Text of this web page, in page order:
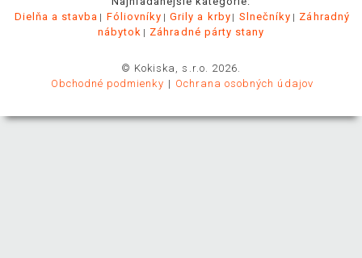
Dielňa a stavba
Fóliovníky Grily a krby Slnečníky
Záhradný
nábytok
Záhradné párty stany
© Kokiska, s.r.o. 2026.
Obchodné podmienky
Ochrana osobných údajov